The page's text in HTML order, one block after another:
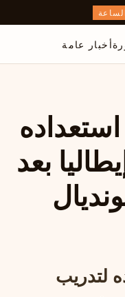
أخبار عامة
استعداده
بعد
لتدريب